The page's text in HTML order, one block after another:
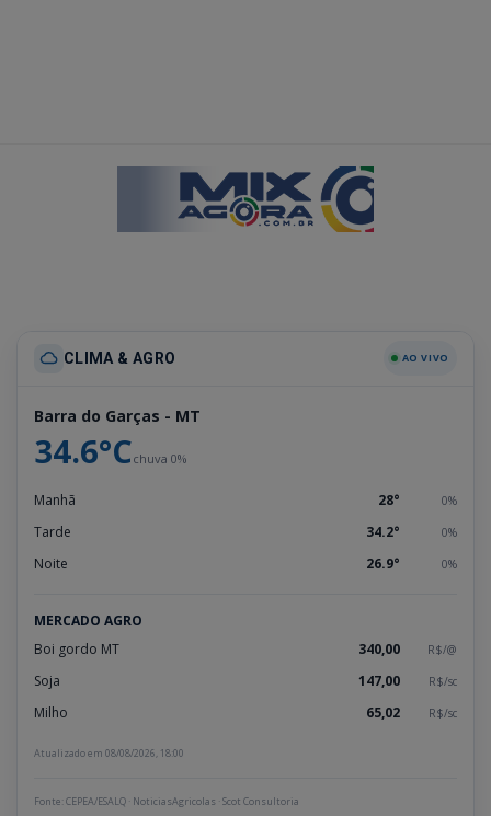
CLIMA & AGRO AO VIVO
Barra do Garças - MT
34.6°Cchuva 0%
Manhã 28° 0%
Tarde 34.2° 0%
Noite 26.9° 0%
MERCADO AGRO
Boi gordo MT
340,00 R$/@
Soja 147,00 R$/sc
Milho 65,02 R$/sc
Atualizado em 08/08/2026, 18:00
Fonte: CEPEA/ESALQ · NoticiasAgricolas · Scot Consultoria